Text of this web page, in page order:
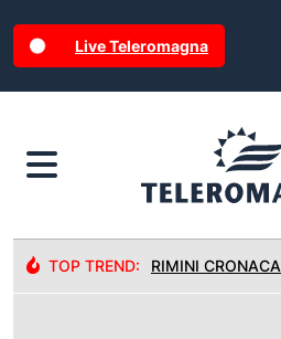
Live Teleromagna
TOP TREND: RIMINI CRONACA